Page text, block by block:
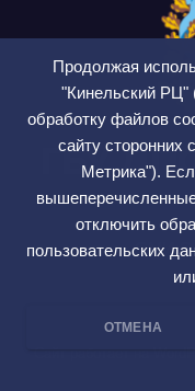
Продолжая
"Кинельский РЦ"
обработку файлов
сайту сторонних
Метрика").
отключить
пользовательских
ОТМЕНА
ГБУ
СМИ